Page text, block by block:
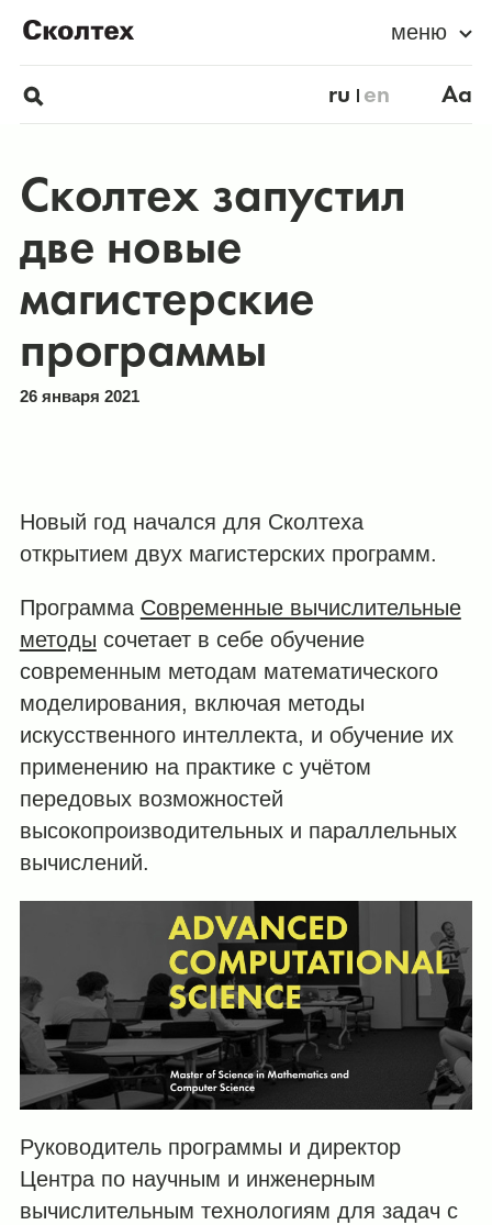
меню
ru en Aa
Сколтех запустил
две новые
магистерские
программы
26 января 2021
Новый год начался для Сколтеха
открытием двух магистерских программ.
Программа Современные вычислительные
методы сочетает в себе обучение
современным методам математического
моделирования, включая методы
искусственного интеллекта, и обучение их
применению на практике с учётом
передовых возможностей
высокопроизводительных и параллельных
вычислений.
Руководитель программы и директор
Центра по научным и инженерным
вычислительным технологиям для задач с